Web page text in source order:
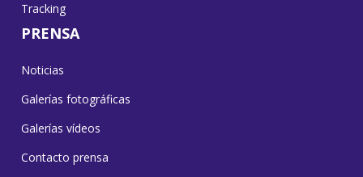
Tracking
PRENSA
Noticias
Galerías fotográficas
Galerías vídeos
Contacto prensa